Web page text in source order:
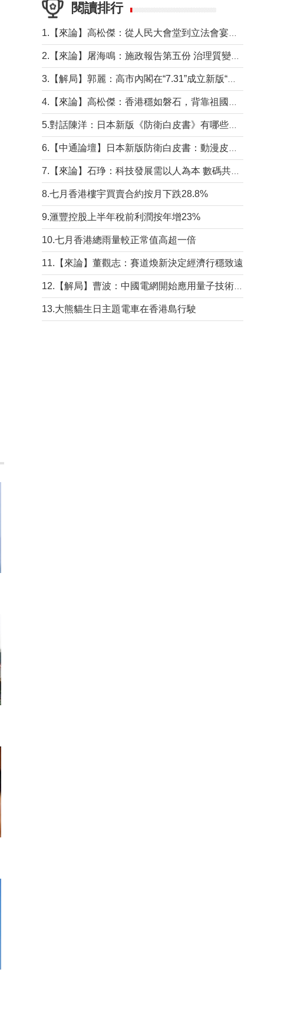
閱讀排行
8.七月香港樓宇買賣合約按月下跌28.8%
9.滙豐控股上半年稅前利潤按年增23%
10.七月香港總雨量較正常值高超一倍
11.【來論】董觀志：賽道煥新決定經濟行穩致遠
13.大熊貓生日主題電車在香港島行駛